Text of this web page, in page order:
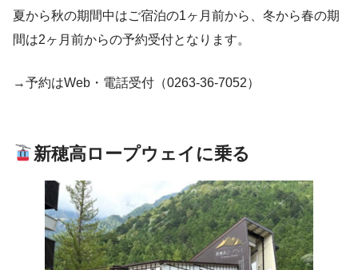
夏から秋の期間中はご宿泊の1ヶ月前から、冬から春の期
間は2ヶ月前からの予約受付となります。
→予約はWeb・電話受付（0263-36-7052）
新穂高ロープウェイに乗る